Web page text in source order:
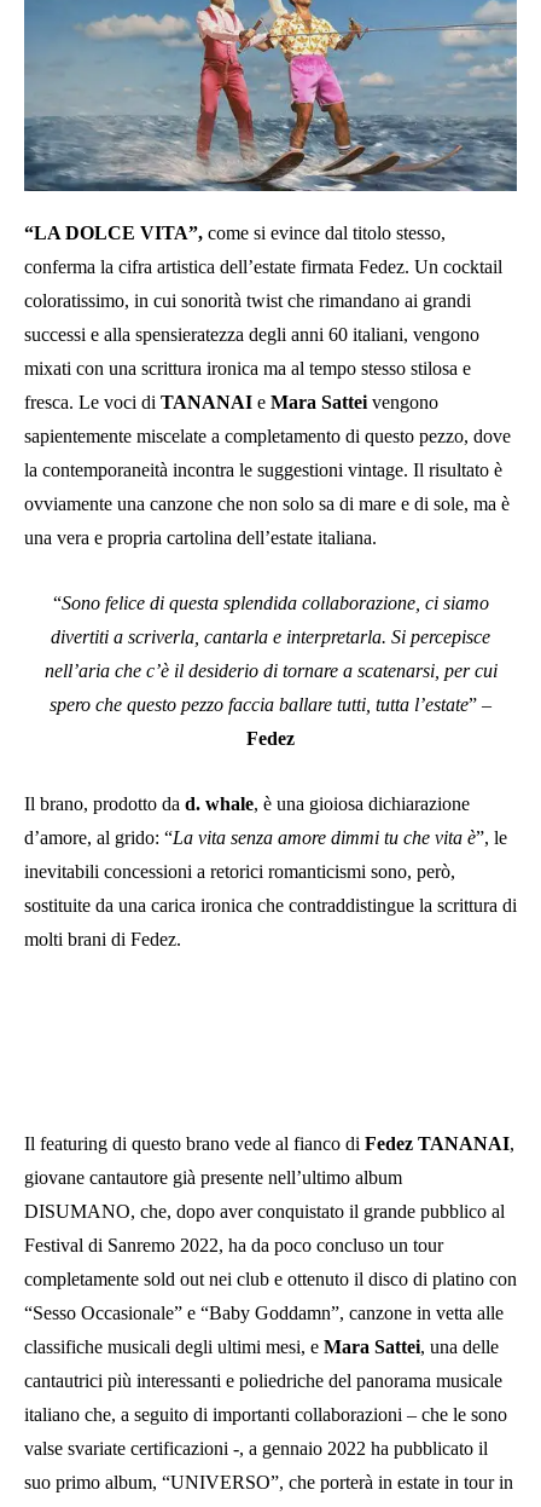
“LA DOLCE VITA”, come si evince dal titolo stesso,
conferma la cifra artistica dell’estate firmata Fedez. Un cocktail
coloratissimo, in cui sonorità twist che rimandano ai grandi
successi e alla spensieratezza degli anni 60 italiani, vengono
mixati con una scrittura ironica ma al tempo stesso stilosa e
fresca. Le voci di TANANAI e Mara Sattei vengono
sapientemente miscelate a completamento di questo pezzo, dove
la contemporaneità incontra le suggestioni vintage. Il risultato è
ovviamente una canzone che non solo sa di mare e di sole, ma è
una vera e propria cartolina dell’estate italiana.
“Sono felice di questa splendida collaborazione, ci siamo
divertiti a scriverla, cantarla e interpretarla. Si percepisce
nell’aria che c’è il desiderio di tornare a scatenarsi, per cui
spero che questo pezzo faccia ballare tutti, tutta l’estate” –
Fedez
Il brano, prodotto da d. whale, è una gioiosa dichiarazione
d’amore, al grido: “La vita senza amore dimmi tu che vita è”, le
inevitabili concessioni a retorici romanticismi sono, però,
sostituite da una carica ironica che contraddistingue la scrittura di
molti brani di Fedez.
Il featuring di questo brano vede al fianco di Fedez TANANAI,
giovane cantautore già presente nell’ultimo album
DISUMANO, che, dopo aver conquistato il grande pubblico al
Festival di Sanremo 2022, ha da poco concluso un tour
completamente sold out nei club e ottenuto il disco di platino con
“Sesso Occasionale” e “Baby Goddamn”, canzone in vetta alle
classifiche musicali degli ultimi mesi, e Mara Sattei, una delle
cantautrici più interessanti e poliedriche del panorama musicale
italiano che, a seguito di importanti collaborazioni – che le sono
valse svariate certificazioni -, a gennaio 2022 ha pubblicato il
suo primo album, “UNIVERSO”, che porterà in estate in tour in